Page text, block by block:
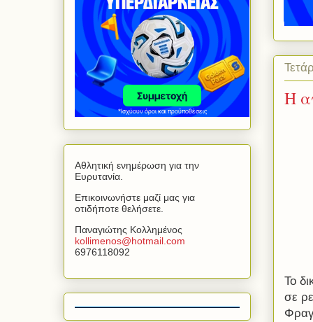
Η
Το
σε
Αθλητική ενημέρωση για την
Ευρυτανία.
Επικοινωνήστε μαζί μας για
οτιδήποτε θελήσετε.
Παναγιώτης Κολλημένος
kollimenos@hotmail com
6976118092